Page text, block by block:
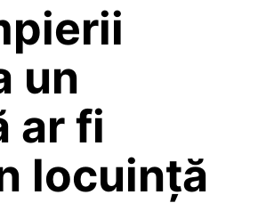
un
ar fi
locuință